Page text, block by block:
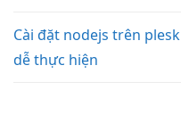
Cài đặt nodejs trên plesk
dễ thực hiện